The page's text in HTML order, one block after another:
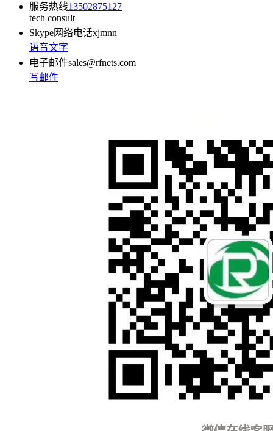
服务热线13502875127
tech consult
Skype网络电话xjmnn
语音文字
电子邮件sales@rfnets.com
写邮件